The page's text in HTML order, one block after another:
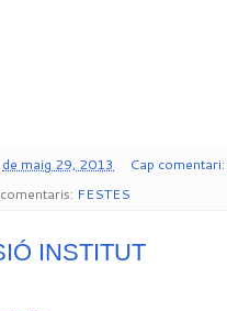
de maig 29, 2013
Cap comentari:
FESTES
INSTITUT